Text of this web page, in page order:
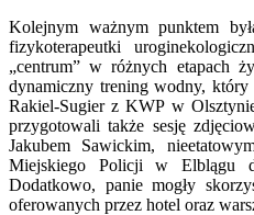
Kolejnym ważnym punktem
fizykoterapeutki
„centrum” w różnych etapach
dynamiczny trening wodny, który
Rakiel-Sugier z KWP w
przygotowali także sesję
Jakubem Sawickim,
Miejskiego Policji w Elblągu
Dodatkowo, panie mogły
oferowanych przez hotel oraz